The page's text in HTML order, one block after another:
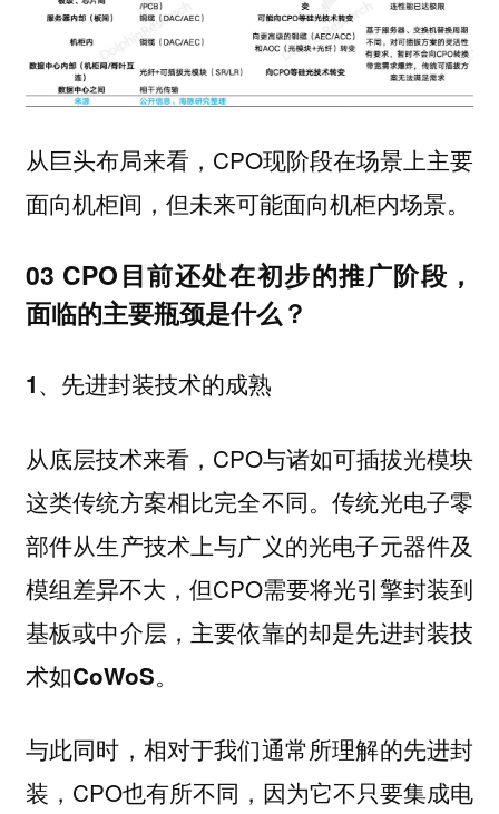
从巨头布局来看，CPO现阶段在场景上主要
面向机柜间，但未来可能面向机柜内场景。
03 CPO目前还处在初步的推广阶段，
面临的主要瓶颈是什么？
1、先进封装技术的成熟
从底层技术来看，CPO与诸如可插拔光模块
这类传统方案相比完全不同。传统光电子零
部件从生产技术上与广义的光电子元器件及
模组差异不大，但CPO需要将光引擎封装到
基板或中介层，主要依靠的却是先进封装技
术如CoWoS。
与此同时，相对于我们通常所理解的先进封
装，CPO也有所不同，因为它不只要集成电